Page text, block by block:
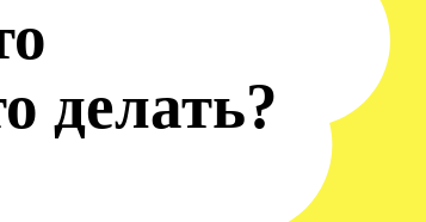
делать?